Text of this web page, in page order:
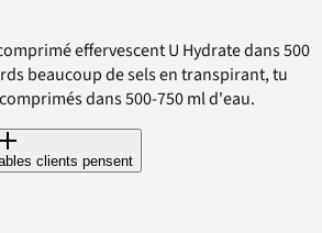
effervescent U Hydrate dans 500
beaucoup de sels en transpirant, tu
dans 500-750 ml d'eau.
clients pensent